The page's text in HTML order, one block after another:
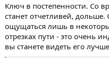
Ключ в постепенности. Со
станет отчетливей,
ощущаться лишь в
отрезках пути - это очень
вы станете видеть его